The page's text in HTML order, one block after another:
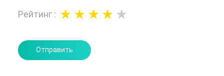
Рейтинг :
Отправить